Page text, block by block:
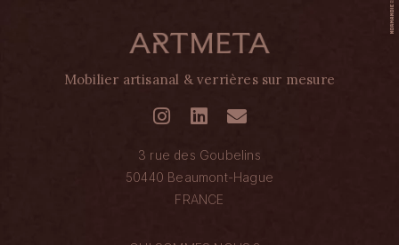
Mobilier artisanal & verrières sur mesure
3 rue des Goubelins
50440 Beaumont-Hague
FRANCE